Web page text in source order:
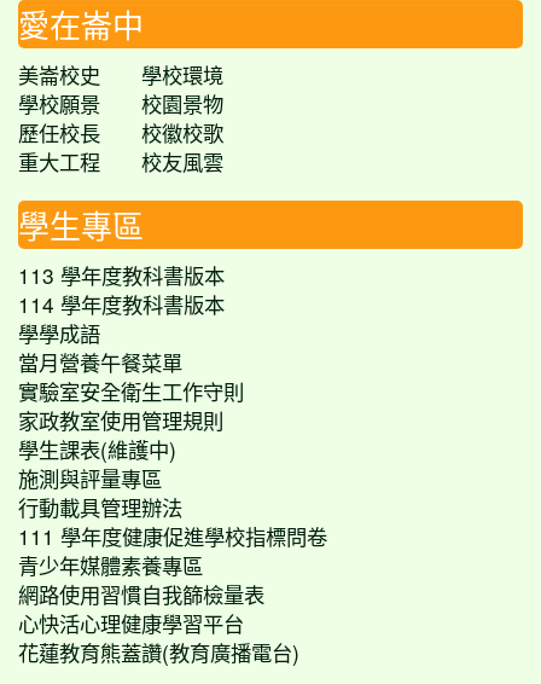
愛在崙中
美崙校史
學校環境
學校願景
校園景物
歷任校長
校徽校歌
重大工程
校友風雲
學生專區
113 學年度教科書版本
114 學年度教科書版本
學學成語
當月營養午餐菜單
實驗室安全衛生工作守則
家政教室使用管理規則
學生課表(維護中)
施測與評量專區
行動載具管理辦法
111 學年度健康促進學校指標問卷
青少年媒體素養專區
網路使用習慣自我篩檢量表
心快活心理健康學習平台
花蓮教育熊蓋讚(教育廣播電台)